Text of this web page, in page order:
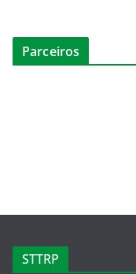
Parceiros
STTRP